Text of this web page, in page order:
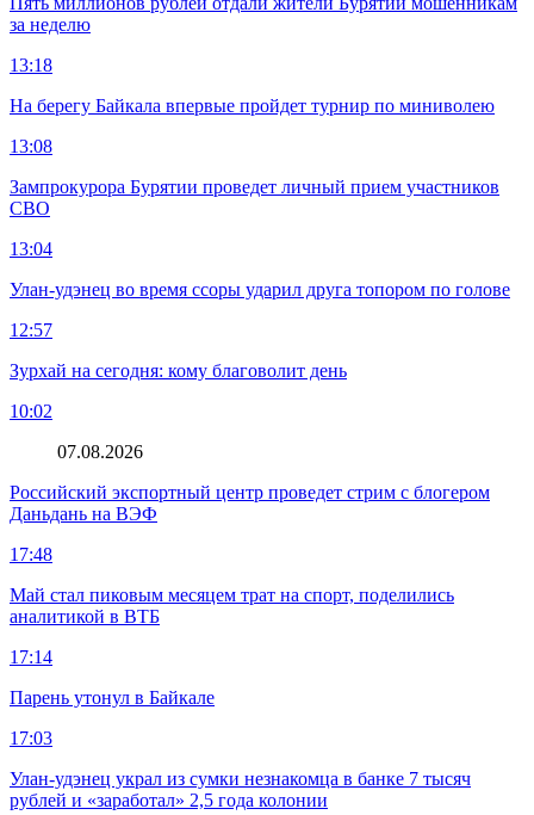
за неделю
13:18
На берегу Байкала впервые пройдет турнир по миниволею
13:08
Зампрокурора Бурятии проведет личный прием участников
СВО
13:04
Улан-удэнец во время ссоры ударил друга топором по голове
12:57
Зурхай на сегодня: кому благоволит день
10:02
07.08.2026
Российский экспортный центр проведет стрим с блогером
Даньдань на ВЭФ
17:48
Май стал пиковым месяцем трат на спорт, поделились
аналитикой в ВТБ
17:14
Парень утонул в Байкале
17:03
Улан-удэнец украл из сумки незнакомца в банке 7 тысяч
рублей и «заработал» 2,5 года колонии